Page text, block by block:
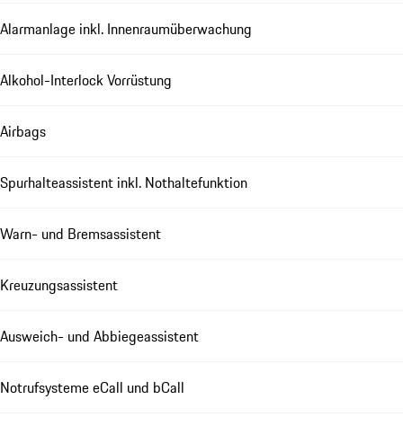
Alarmanlage inkl. Innenraumüberwachung
Alkohol-Interlock Vorrüstung
Airbags
Spurhalteassistent inkl. Nothaltefunktion
Warn- und Bremsassistent
Kreuzungsassistent
Ausweich- und Abbiegeassistent
Notrufsysteme eCall und bCall